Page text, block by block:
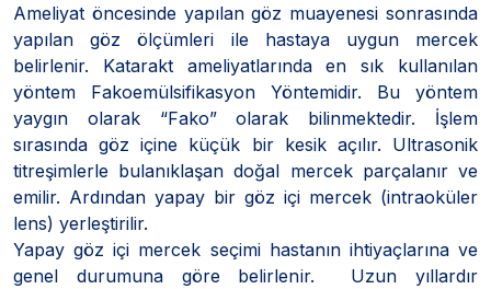
Ameliyat öncesinde yapılan göz muayenesi sonrasında
yapılan göz ölçümleri ile hastaya uygun mercek
belirlenir. Katarakt ameliyatlarında en sık kullanılan
yöntem Fakoemülsifikasyon Yöntemidir. Bu yöntem
yaygın olarak “Fako” olarak bilinmektedir. İşlem
sırasında göz içine küçük bir kesik açılır. Ultrasonik
titreşimlerle bulanıklaşan doğal mercek parçalanır ve
emilir. Ardından yapay bir göz içi mercek (intraoküler
lens) yerleştirilir.
Yapay göz içi mercek seçimi hastanın ihtiyaçlarına ve
genel durumuna göre belirlenir. Uzun yıllardır